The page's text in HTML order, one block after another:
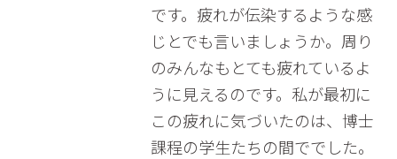
です。疲れが伝染するような感
じとでも言いましょうか。周り
のみんなもとても疲れているよ
うに見えるのです。私が最初に
この疲れに気づいたのは、博士
課程の学生たちの間ででした。